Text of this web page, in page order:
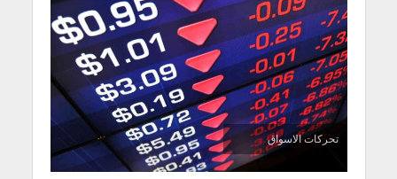
تحركات الاسواق